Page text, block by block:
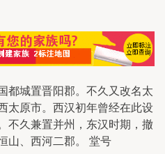
都城置晋阳郡。不久又改名太
太原市。西汉初年曾经在此设
不久兼置并州，东汉时期，撤
恒山、西河二郡。 堂号